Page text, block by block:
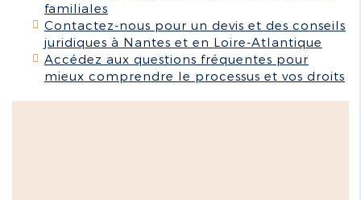
familiales
Contactez-nous pour un devis et des conseils
juridiques à Nantes et en Loire-Atlantique
Accédez aux questions fréquentes pour
mieux comprendre le processus et vos droits